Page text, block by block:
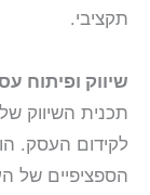
תקציבי.
שיווק ופיתוח
תכנית השיווק
לקידום העסק.
הספציפיים של